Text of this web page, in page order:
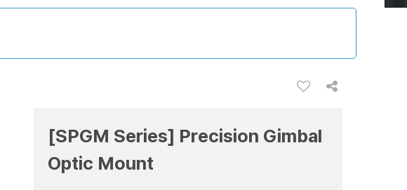
[SPGM Series] Precision Gimbal
Optic Mount